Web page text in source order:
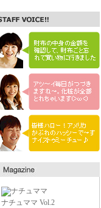
ナチュママ Vol.2